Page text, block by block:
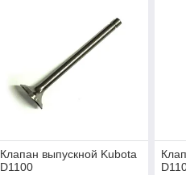
Клапан выпускной Kubota
D1100